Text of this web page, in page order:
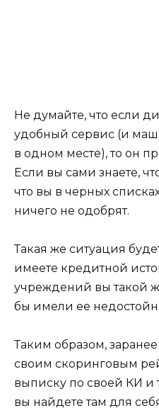
Не думайте, что если
удобный сервис (и
в одном месте), то он
Если вы сами знаете,
что вы в черных
ничего не одобрят.
Такая же ситуация
имеете кредитной
учреждений вы такой
бы имели ее
Таким образом,
своим скоринговым
выписку по своей КИ и
вы найдете там для